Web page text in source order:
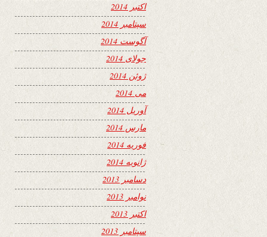
اکتبر 2014
سپتامبر 2014
آگوست 2014
جولای 2014
ژوئن 2014
می 2014
آوریل 2014
مارس 2014
فوریه 2014
ژانویه 2014
دسامبر 2013
نوامبر 2013
اکتبر 2013
سپتامبر 2013